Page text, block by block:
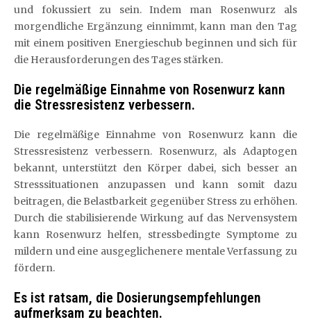
und fokussiert zu sein. Indem man Rosenwurz als
morgendliche Ergänzung einnimmt, kann man den Tag
mit einem positiven Energieschub beginnen und sich für
die Herausforderungen des Tages stärken.
Die regelmäßige Einnahme von Rosenwurz kann
die Stressresistenz verbessern.
Die regelmäßige Einnahme von Rosenwurz kann die
Stressresistenz verbessern. Rosenwurz, als Adaptogen
bekannt, unterstützt den Körper dabei, sich besser an
Stresssituationen anzupassen und kann somit dazu
beitragen, die Belastbarkeit gegenüber Stress zu erhöhen.
Durch die stabilisierende Wirkung auf das Nervensystem
kann Rosenwurz helfen, stressbedingte Symptome zu
mildern und eine ausgeglichenere mentale Verfassung zu
fördern.
Es ist ratsam, die Dosierungsempfehlungen
aufmerksam zu beachten.